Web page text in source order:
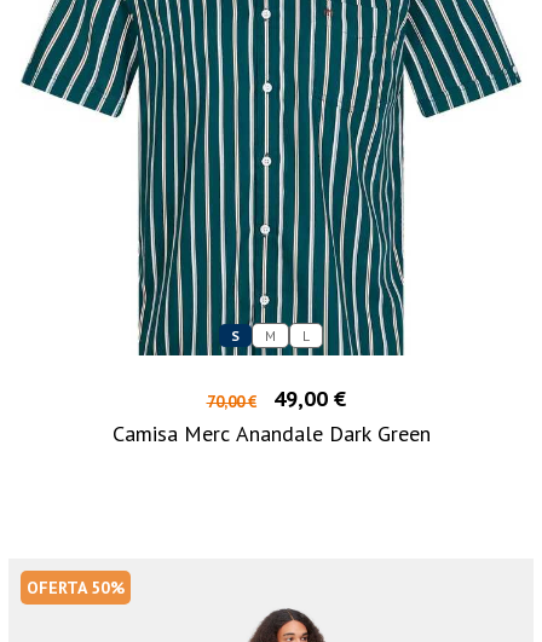
S M L
70,00 €
49,00 €
Camisa Merc Anandale Dark Green
OFERTA 50%